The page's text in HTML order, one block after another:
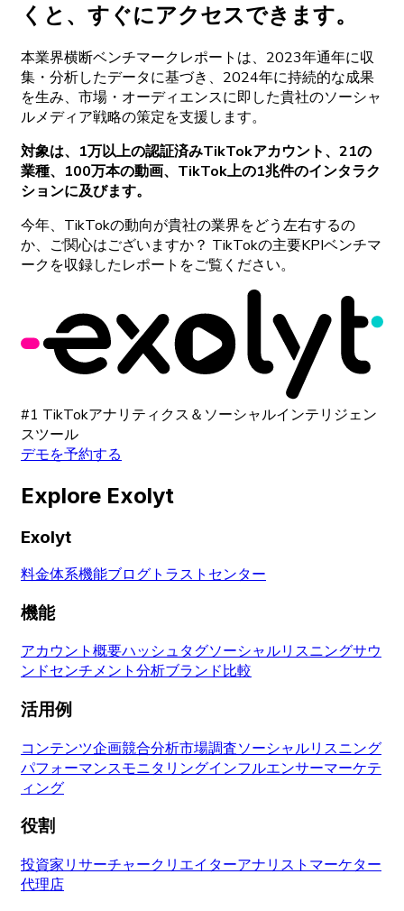
くと、 すぐにアクセスできます。
本業界横断ベンチマークレポートは、 2023年通年に収
集 ・ 分析したデータに基づき、 2024年に持続的な成果
を生み、 市場 ・ オーディエンスに即した貴社のソーシャ
ルメディア戦略の策定を支援します。
対象は、 1万以上の認証済みTikTokアカウント、 21の
業種、 100万本の動画、 TikTok上の1兆件のインタラク
ションに及びます。
今年、 TikTokの動向が貴社の業界をどう左右するの
か、 ご関心はございますか？ TikTokの主要KPIベンチマ
ークを収録したレポートをご覧ください。
#1 TikTokアナリティクス＆ソーシャルインテリジェン
スツール
デモを予約する
Explore Exolyt
Exolyt
料金体系機能ブログ トラストセンター
機能
アカウント概要ハッシュタグソーシャルリスニングサウ
ンドセンチメント分析ブランド比較
活用例
コンテンツ企画競合分析市場調査ソーシャルリスニング
パフォーマンスモニタリングインフルエンサーマーケテ
ィング
役割
投資家リサーチャークリエイターアナリスト マーケター
代理店